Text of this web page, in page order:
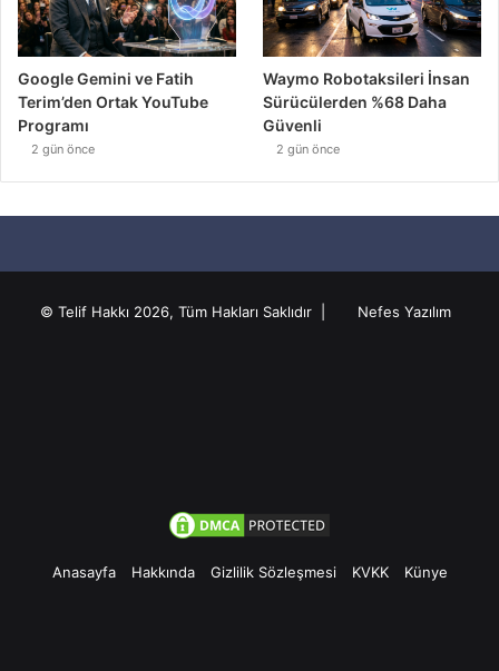
Google Gemini ve Fatih
Terim’den Ortak YouTube
Programı
2 gün önce
Waymo Robotaksileri İnsan
Sürücülerden %68 Daha
Güvenli
2 gün önce
© Telif Hakkı 2026, Tüm Hakları Saklıdır | Nefes Yazılım
Anasayfa Hakkında Gizlilik Sözleşmesi KVKK Künye